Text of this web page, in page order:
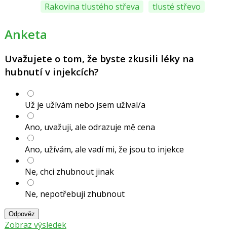
Rakovina tlustého střeva
tlusté střevo
Anketa
Uvažujete o tom, že byste zkusili léky na
hubnutí v injekcích?
Už je užívám nebo jsem užíval/a
Ano, uvažuji, ale odrazuje mě cena
Ano, užívám, ale vadí mi, že jsou to injekce
Ne, chci zhubnout jinak
Ne, nepotřebuji zhubnout
Odpověz
Zobraz výsledek